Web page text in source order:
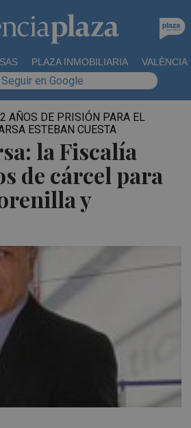
PLAZA INMOBILIARIA VALÈNCIA
en Google
la Fiscalía
de cárcel para
y
AÑOS DE PRISIÓN PARA EL
ESTEBAN CUESTA